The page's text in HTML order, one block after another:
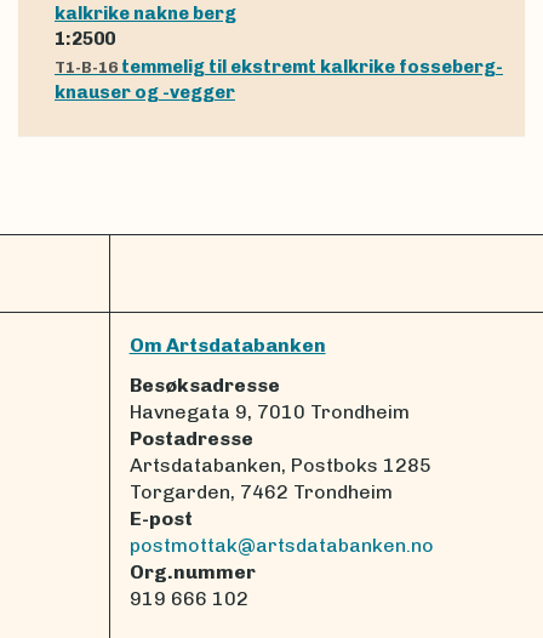
kalkrike nakne berg
1:2500
T1-B-16 temmelig til ekstremt kalkrike fosseberg-
knauser og -vegger
Om Artsdatabanken
Besøksadresse
Havnegata 9, 7010 Trondheim
Postadresse
Artsdatabanken, Postboks 1285
Torgarden, 7462 Trondheim
E-post
postmottak@artsdatabanken.no
Org.nummer
919 666 102